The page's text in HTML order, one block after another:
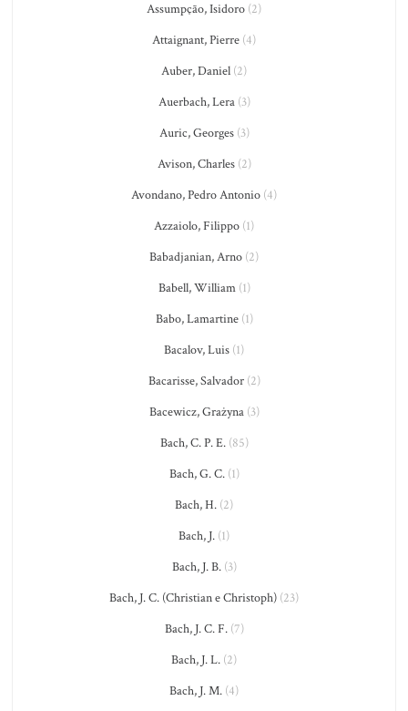
Assumpção, Isidoro (2)
Attaignant, Pierre (4)
Auber, Daniel (2)
Auerbach, Lera(3)
Auric, Georges(3)
Avison, Charles(2)
Avondano, Pedro Antonio (4)
Azzaiolo, Filippo (1)
Babadjanian, Arno (2)
Babell, William(1)
Babo, Lamartine(1)
Bacalov, Luis (1)
Bacarisse, Salvador(2)
Bacewicz, Grażyna(3)
Bach, C. P. E.(85)
Bach, G. C.(1)
Bach, H. (2)
Bach, J. (1)
Bach, J. B.(3)
Bach, J. C. (Christian e Christoph) (23)
Bach, J. C. F.(7)
Bach, J. L. (2)
Bach, J. M. (4)